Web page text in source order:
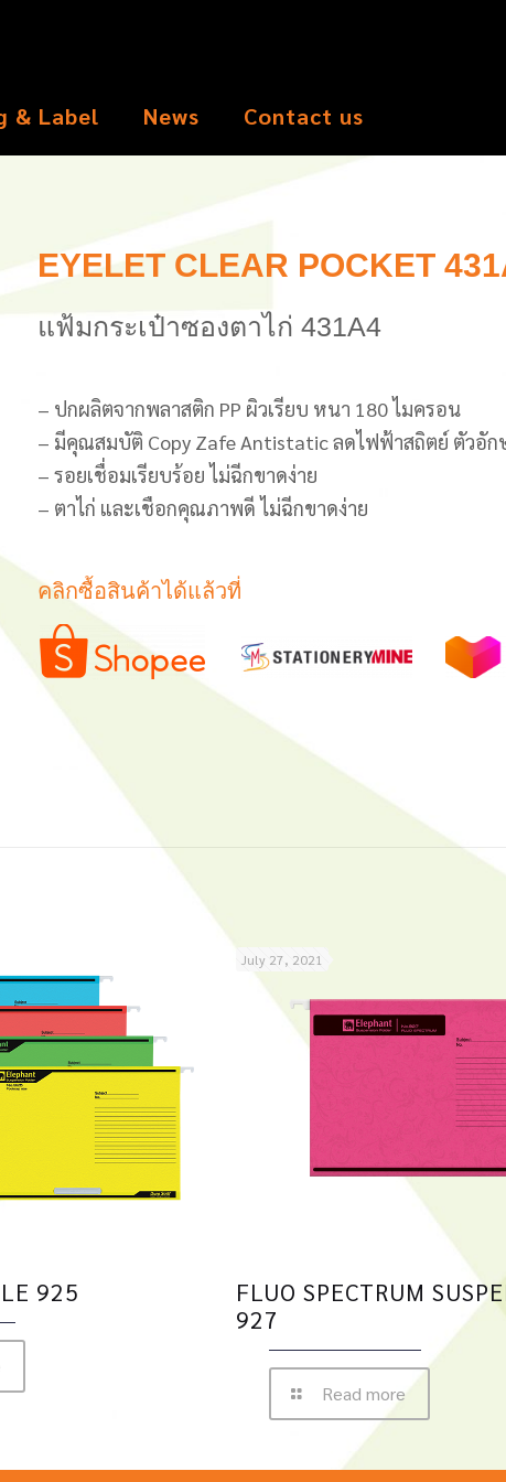
& Label News Contact us
EYELET CLEAR POCKET
แฟ้มกระเป๋าซองตาไก่ 431A4
– ปกผลิตจากพลาสติก PP ผิวเรียบ หนา 180 ไมครอน
– มีคุณสมบัติ Copy Zafe Antistatic ลดไฟฟ้าสถิตย์ ตัวอั
– รอยเชื่อมเรียบร้อย ไม่ฉีกขาดง่าย
– ตาไก่ และเชือกคุณภาพดี ไม่ฉีกขาดง่าย
คลิกซื้อสินค้าได้แล้วที่
925
July 27, 2021
FLUO SPECTRUM
927
Read more